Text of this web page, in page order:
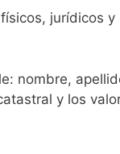
jurídicos y
nombre,
y los